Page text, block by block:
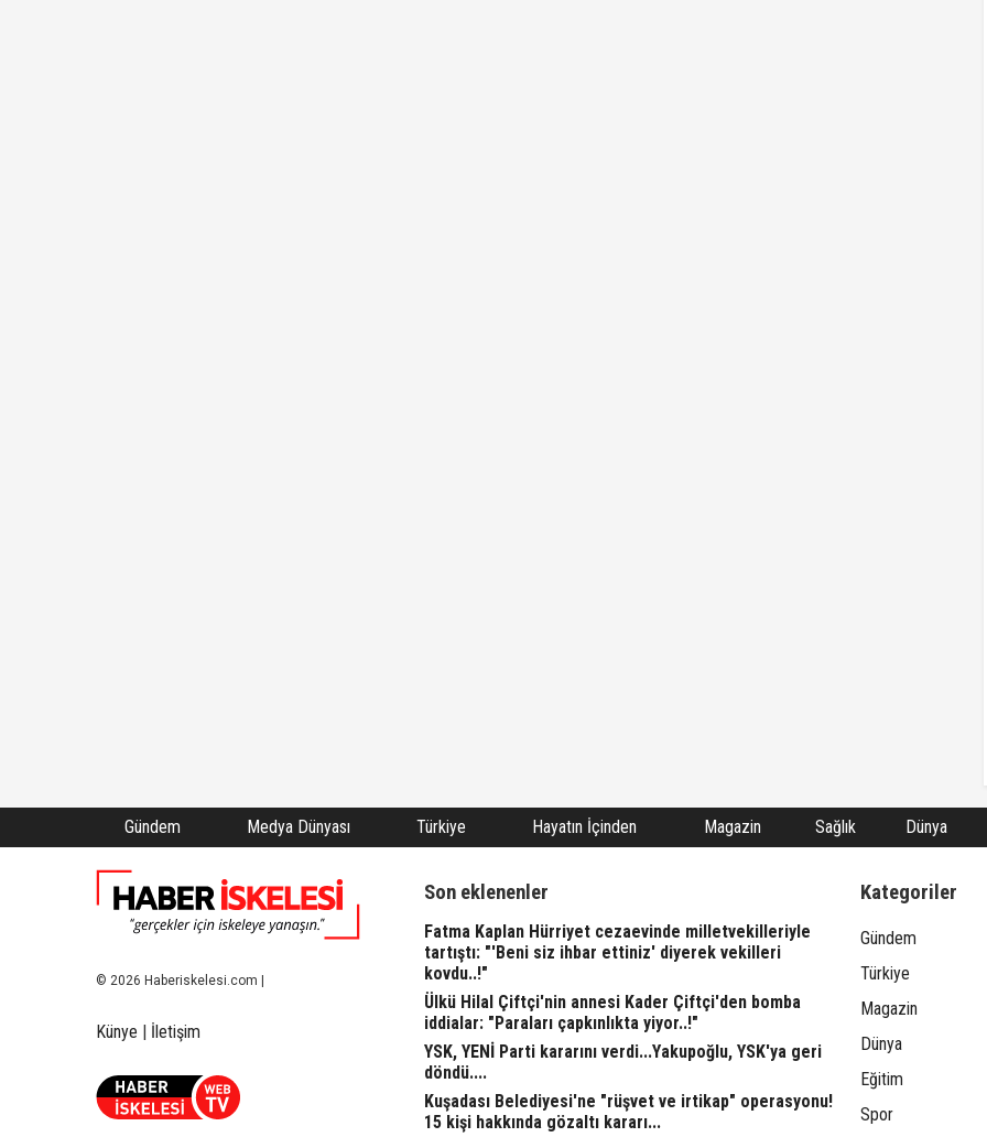
Gündem Medya Dünyası Türkiye Hayatın İçinden Magazin Sağlık Dünya
© 2026 Haberiskelesi.com |
Künye | İletişim
Son eklenenler
Fatma Kaplan Hürriyet cezaevinde milletvekilleriyle
tartıştı: "'Beni siz ihbar ettiniz' diyerek vekilleri
kovdu..!"
Ülkü Hilal Çiftçi'nin annesi Kader Çiftçi'den bomba
iddialar: "Paraları çapkınlıkta yiyor..!"
YSK, YENİ Parti kararını verdi...Yakupoğlu, YSK'ya geri
döndü....
Kuşadası Belediyesi'ne "rüşvet ve irtikap" operasyonu!
15 kişi hakkında gözaltı kararı...
Kategoriler
Gündem
Türkiye
Magazin
Dünya
Eğitim
Spor